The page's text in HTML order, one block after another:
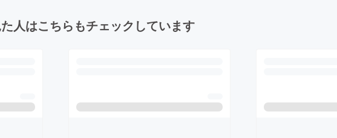
人はこちらもチェックしています